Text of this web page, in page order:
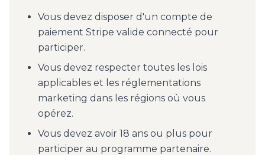
Vous devez disposer d'un compte de
paiement Stripe valide connecté pour
participer.
Vous devez respecter toutes les lois
applicables et les réglementations
marketing dans les régions où vous
opérez.
Vous devez avoir 18 ans ou plus pour
participer au programme partenaire.